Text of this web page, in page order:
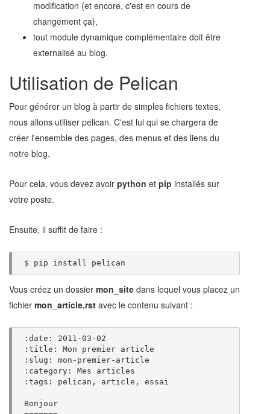
modification (et encore, c'est en cours de
changement ça),
tout module dynamique complémentaire doit être
externalisé au blog.
Utilisation de Pelican
Pour générer un blog à partir de simples fichiers textes,
nous allons utiliser pelican. C'est lui qui se chargera de
créer l'ensemble des pages, des menus et des liens du
notre blog.
Pour cela, vous devez avoir python et pip installés sur
votre poste.
Ensuite, il suffit de faire :
$ pip install
Vous créez un dossier mon_site dans lequel vous placez un
fichier mon_article.rst avec le contenu suivant :
:date: 2011-03-02
:title: Mon premier article
:slug: mon-premier-article
:category: Mes articles
:tags: pelican, article, essai
Bonjour